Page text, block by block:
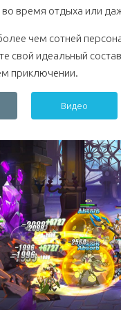
время отдыха или
чем сотней
свой идеальный
приключении.
Видео